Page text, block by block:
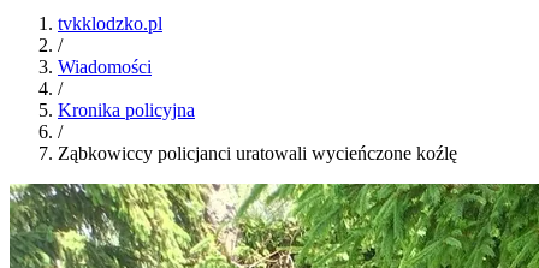
tvkklodzko.pl
/
Wiadomości
/
Kronika policyjna
/
Ząbkowiccy policjanci uratowali wycieńczone koźlę